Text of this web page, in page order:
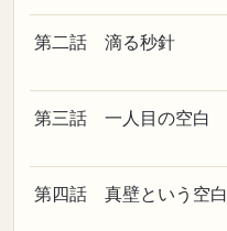
第二話 滴る秒針
第三話 一人目の空白
第四話 真壁という空白